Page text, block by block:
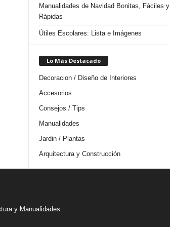
Manualidades de Navidad Bonitas, Fáciles y
Rápidas
Útiles Escolares: Lista e Imágenes
Lo Más Destacado
Decoracion / Diseño de Interiores
Accesorios
Consejos / Tips
Manualidades
Jardin / Plantas
Arquitectura y Construcción
y Manualidades.